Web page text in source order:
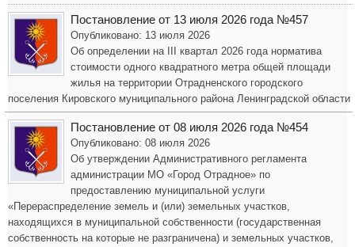
Постановление от 13 июля 2026 года №457
Опубликовано: 13 июля 2026
Об определении на III квартал 2026 года норматива
стоимости одного квадратного метра общей площади
жилья на территории Отрадненского городского
поселения Кировского муниципального района Ленинградской области
Постановление от 08 июля 2026 года №454
Опубликовано: 08 июля 2026
Об утверждении Административного регламента
администрации МО «Город Отрадное» по
предоставлению муниципальной услуги
«Перераспределение земель и (или) земельных участков,
находящихся в муниципальной собственности (государственная
собственность на которые не разграничена) и земельных участков,